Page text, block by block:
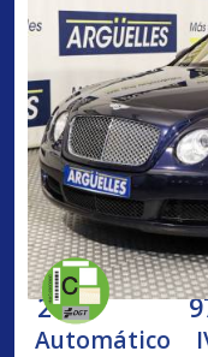
2005
Automático